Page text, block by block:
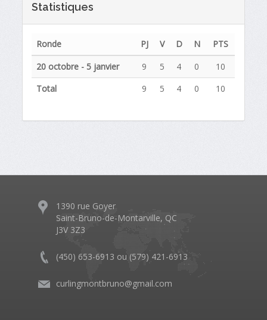
Statistiques
Ronde PJ V D N
PTS
20 octobre - 5 janvier
9 5 4 0
10
Total
9 5 4 0 10
1390 rue Goyer
Saint-Bruno-de-Montarville, QC
J3V 3Z3
(450) 653-6913 ou (579) 421-6913
curlingmontbruno@gmail.com